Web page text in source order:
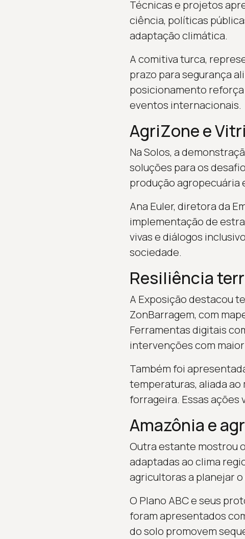
Técnicas e projetos
ciência, políticas
adaptação climática.
A comitiva turca,
prazo para segurança
posicionamento
eventos internacionais.
AgriZone e
Na Solos, a
soluções para os
produção agropecuária
Ana Euler, diretora da
implementação de
vivas e diálogos
sociedade.
Resiliência
A Exposição destacou
ZonBarragem, com
Ferramentas digitais
intervenções com
Também foi
temperaturas, aliada
forrageira. Essas
Amazônia e
Outra estante mostrou
adaptadas ao clima
agricultoras a planejar
O Plano ABC e seus
foram apresentados
do solo promovem